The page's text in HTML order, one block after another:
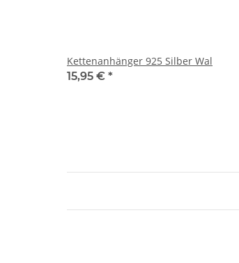
Kettenanhänger 925 Silber Wal
15,95 € *